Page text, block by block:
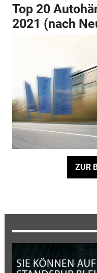
Top 20
2021 (nach
ZUR